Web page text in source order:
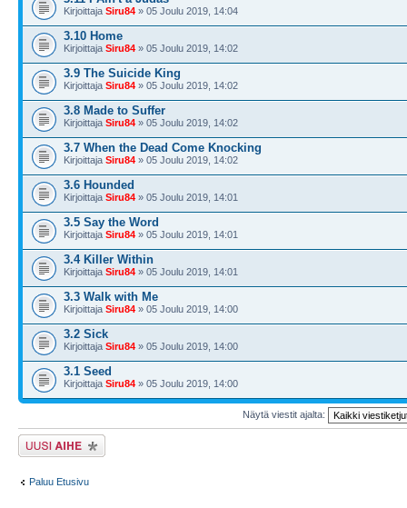
Kirjoittaja Siru84 » 05 Joulu 2019, 14:04
3.10 Home
Kirjoittaja Siru84 » 05 Joulu 2019, 14:02
3.9 The Suicide King
Kirjoittaja Siru84 » 05 Joulu 2019, 14:02
3.8 Made to Suffer
Kirjoittaja Siru84 » 05 Joulu 2019, 14:02
3.7 When the Dead Come Knocking
Kirjoittaja Siru84 » 05 Joulu 2019, 14:02
3.6 Hounded
Kirjoittaja Siru84 » 05 Joulu 2019, 14:01
3.5 Say the Word
Kirjoittaja Siru84 » 05 Joulu 2019, 14:01
3.4 Killer Within
Kirjoittaja Siru84 » 05 Joulu 2019, 14:01
3.3 Walk with Me
Kirjoittaja Siru84 » 05 Joulu 2019, 14:00
3.2 Sick
Kirjoittaja Siru84 » 05 Joulu 2019, 14:00
3.1 Seed
Kirjoittaja Siru84 » 05 Joulu 2019, 14:00
Näytä viestit ajalta:
Lähetä uusi viesti
Paluu Etusivu